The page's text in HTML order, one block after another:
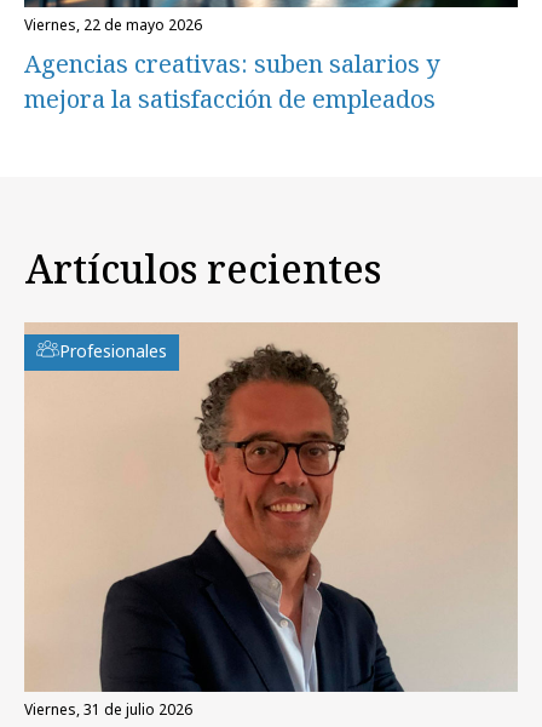
viernes, 22 de mayo 2026
Agencias creativas: suben salarios y
mejora la satisfacción de empleados
Artículos recientes
Profesionales
viernes, 31 de julio 2026